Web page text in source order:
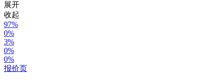
展开
收起
97%
0%
3%
0%
0%
报价页